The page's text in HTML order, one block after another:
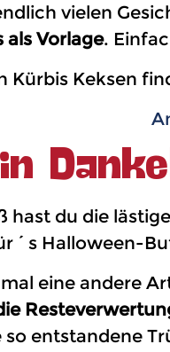
vielen
als Vorlage.
Kürbis Keksen
hast du die
Halloween-
eine andere
entstandene